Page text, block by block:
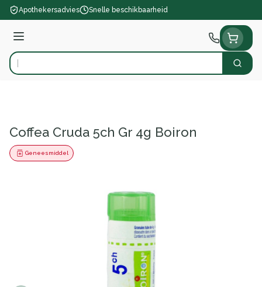
Ga naar de inhoud
Apothekersadvies Snelle beschikbaarheid
Menu
Product, merk, categorie... Zoek
Coffea Cruda 5ch Gr 4g Boiron
Geneesmiddel